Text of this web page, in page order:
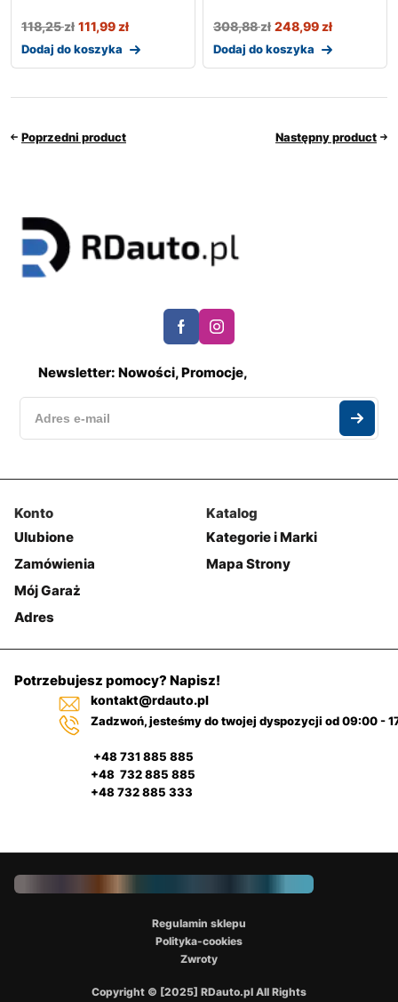
118,25zł 111,99zł
Dodaj do koszyka
308,88zł 248,99zł
Dodaj do koszyka
Poprzedni product Następny product
Newsletter: Nowości, Promocje,
Konto
Ulubione
Zamówienia
Mój Garaż
Adres
Katalog
Kategorie i Marki
Mapa Strony
Potrzebujesz pomocy? Napisz!
kontakt@rdauto.pl
Zadzwoń, jesteśmy do twojej dyspozycji od 09:00 -
+48 731 885 885
+48 732 885 885
+48 732 885 333
Copyright © [2025] RDauto.pl All Rights
Regulamin sklepu
Polityka-cookies
Zwroty